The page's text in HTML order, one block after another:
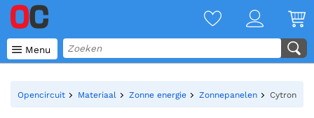
 Menu
Opencircuit Materiaal Zonne energie Zonnepanelen Cytron